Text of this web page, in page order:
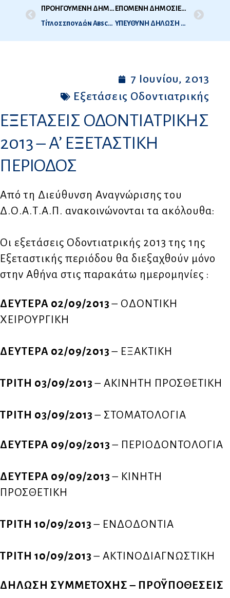
ΠΡΟΗΓΟΥΜΕΝΗ ΔΗΜΟΣΙΕΥΣΗ
Τίτλος σπουδών Abschlusszeugnis της Αυστρίας
ΕΠΟΜΕΝΗ ΔΗΜΟΣΙΕΥΣΗ
ΥΠΕΥΘΥΝΗ ΔΗΛΩΣΗ ΓΙΑ ΣΥΜΜΕΤΟΧΗ ΣΕ ΕΞΕΤΑΣΕΙΣ ΟΔΟΝΤΙΑΤΡΙΚΗΣ
7 Ιουνίου, 2013
Εξετάσεις Οδοντιατρικής
ΕΞΕΤΑΣΕΙΣ ΟΔΟΝΤΙΑΤΡΙΚΗΣ
2013 – A’ ΕΞΕΤΑΣΤΙΚΗ
ΠΕΡΙΟΔΟΣ
Από τη Διεύθυνση Αναγνώρισης του
Δ.Ο.Α.Τ.Α.Π. ανακοινώνονται τα ακόλουθα:
Οι εξετάσεις Οδοντιατρικής 2013 της 1ης
Εξεταστικής περιόδου θα διεξαχθούν μόνο
στην Αθήνα στις παρακάτω ημερομηνίες :
ΔΕΥΤΕΡΑ 02/09/2013– ΟΔΟΝΤΙΚΗ
ΧΕΙΡΟΥΡΓΙΚΗ
ΔΕΥΤΕΡΑ 02/09/2013– ΕΞΑΚΤΙΚΗ
ΤΡΙΤΗ 03/09/2013– ΑΚΙΝΗΤΗ ΠΡΟΣΘΕΤΙΚΗ
ΤΡΙΤΗ 03/09/2013– ΣΤΟΜΑΤΟΛΟΓΙΑ
ΔΕΥΤΕΡΑ 09/09/2013– ΠΕΡΙΟΔΟΝΤΟΛΟΓΙΑ
ΔΕΥΤΕΡΑ 09/09/2013– ΚΙΝΗΤΗ
ΠΡΟΣΘΕΤΙΚΗ
ΤΡΙΤΗ 10/09/2013– ΕΝΔΟΔΟΝΤΙΑ
ΤΡΙΤΗ 10/09/2013– ΑΚΤΙΝΟΔΙΑΓΝΩΣΤΙΚΗ
ΔΗΛΩΣΗ ΣΥΜΜΕΤΟΧΗΣ – ΠΡΟΫΠΟΘΕΣΕΙΣ